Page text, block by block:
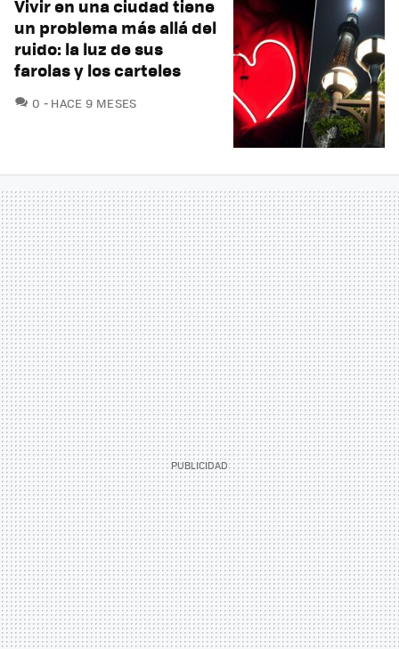
Vivir en una ciudad tiene
un problema más allá del
ruido: la luz de sus
farolas y los carteles
0 COMENTARIOS
HACE 9 MESES